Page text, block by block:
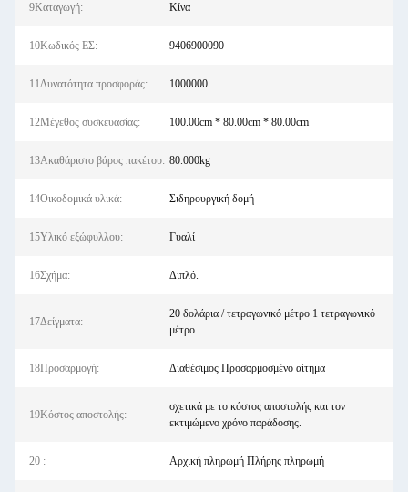
9Καταγωγή: Κίνα
10Κωδικός ΕΣ: 9406900090
11Δυνατότητα προσφοράς: 1000000
12Μέγεθος συσκευασίας: 100.00cm * 80.00cm * 80.00cm
13Ακαθάριστο βάρος πακέτου: 80.000kg
14Οικοδομικά υλικά: Σιδηρουργική δομή
15Υλικό εξώφυλλου: Γυαλί
16Σχήμα: Διπλό.
17Δείγματα:
20 δολάρια / τετραγωνικό μέτρο 1 τετραγωνικό
μέτρο.
18Προσαρμογή: Διαθέσιμος Προσαρμοσμένο αίτημα
19Κόστος αποστολής:
σχετικά με το κόστος αποστολής και τον
εκτιμώμενο χρόνο παράδοσης.
20 : Αρχική πληρωμή Πλήρης πληρωμή